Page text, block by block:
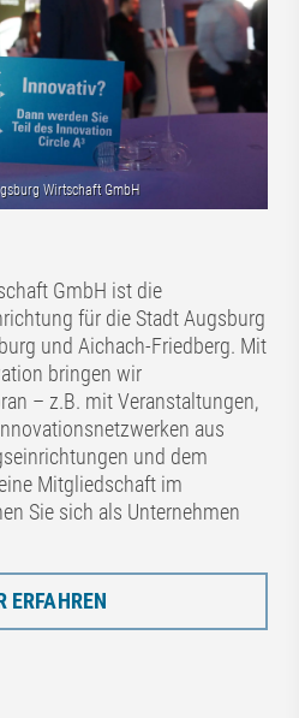
GmbH ist die
für die Stadt Augsburg
und Aichach-Friedberg. Mit
bringen wir
– z.B. mit Veranstaltungen,
aus
und dem
Mitgliedschaft im
Sie sich als Unternehmen
ERFAHREN